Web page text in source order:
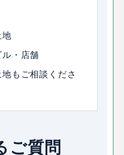
地
・店舗
もご相談くださ
ご質問